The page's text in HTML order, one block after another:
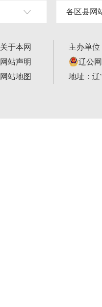
各区县网
关于本网
网站声明
网站地图
主办单
辽公
地址：辽